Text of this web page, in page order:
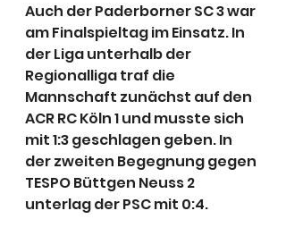
Auch der Paderborner SC 3 war
am Finalspieltag im Einsatz. In
der Liga unterhalb der
Regionalliga traf die
Mannschaft zunächst auf den
ACR RC Köln 1 und musste sich
mit 1:3 geschlagen geben. In
der zweiten Begegnung gegen
TESPO Büttgen Neuss 2
unterlag der PSC mit 0:4.